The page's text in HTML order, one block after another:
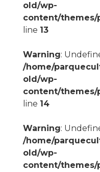
old/wp-
content/themes/
line 13
Warning:
/home/
old/wp-
content/themes/
line 14
Warning:
/home/
old/wp-
content/themes/